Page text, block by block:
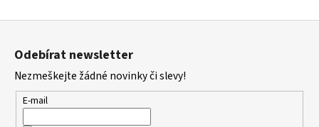
Z
Odebírat newsletter
Nezmeškejte žádné novinky či slevy!
E-mail